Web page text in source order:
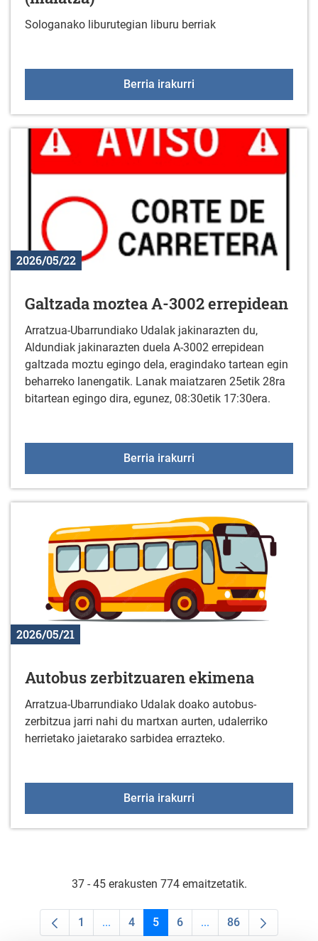
Sologanako liburutegian liburu berriak
Berria irakurri
2026/05/22
Galtzada moztea A-3002 errepidean
Arratzua-Ubarrundiako Udalak jakinarazten du,
Aldundiak jakinarazten duela A-3002 errepidean
galtzada moztu egingo dela, eragindako tartean egin
beharreko lanengatik. Lanak maiatzaren 25etik 28ra
bitartean egingo dira, egunez, 08:30etik 17:30era.
Berria irakurri
2026/05/21
Autobus zerbitzuaren ekimena
Arratzua-Ubarrundiako Udalak doako autobus-
zerbitzua jarri nahi du martxan aurten, udalerriko
herrietako jaietarako sarbidea errazteko.
Berria irakurri
37 - 45 erakusten 774 emaitzetatik.
Orrialdea
1 ...Intermediate Pages Use TAB to navigate.
Orrialdea
4 Orrialdea
5 Orrialdea
6 ...Intermediate Pages
Orrialdea
86